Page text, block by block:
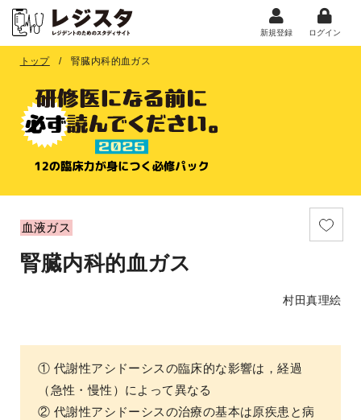
新規登録 ログイン
トップ 腎臓内科的血ガス
血液ガス
腎臓内科的血ガス
村田真理絵
① 代謝性アシドーシスの臨床的な影響は，経過
（急性・慢性）によって異なる
② 代謝性アシドーシスの治療の基本は原疾患と病